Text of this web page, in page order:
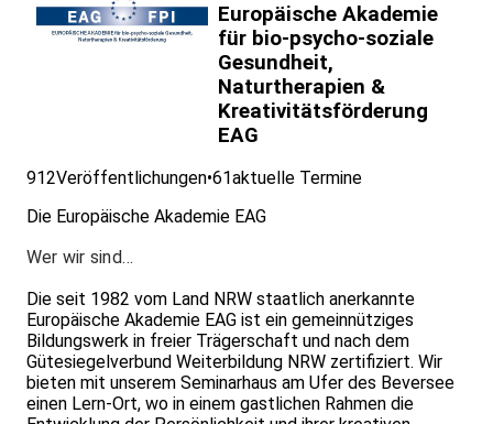
Europäische Akademie
für bio-psycho-soziale
Gesundheit,
Naturtherapien &
Kreativitätsförderung
EAG
912Veröffentlichungen•61aktuelle Termine
Die Europäische Akademie EAG
Wer wir sind…
Die seit 1982 vom Land NRW staatlich anerkannte
Europäische Akademie EAG ist ein gemeinnütziges
Bildungswerk in freier Trägerschaft und nach dem
Gütesiegelverbund Weiterbildung NRW zertifiziert. Wir
bieten mit unserem Seminarhaus am Ufer des Beversee
einen Lern-Ort, wo in einem gastlichen Rahmen die